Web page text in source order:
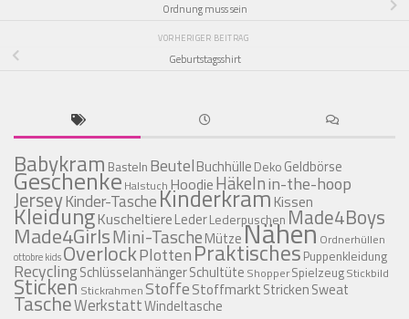
Ordnung muss sein
VORHERIGER BEITRAG
Geburtstagsshirt
Babykram Basteln BeutelBuchhülle Deko Geldbörse
Geschenke Halstuch HoodieHäkelnin-the-hoop
JerseyKinder-TascheKinderkram Kissen
KleidungKuscheltiereLederLederpuschenMade4Boys
Made4GirlsMini-TascheMützeNähenOrdnerhüllen
ottobre kidsOverlockPlottenPraktischesPuppenkleidung
RecyclingSchlüsselanhängerSchultüte ShopperSpielzeugStickbild
Sticken StickrahmenStoffeStoffmarktStrickenSweat
TascheWerkstattWindeltasche